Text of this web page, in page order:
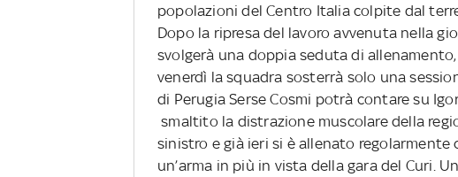
popolazioni del Centro Italia colpite dal
Dopo la ripresa del lavoro avvenuta nella
svolgerà una doppia seduta di
venerdì la squadra sosterrà solo una
di Perugia Serse Cosmi potrà contare su
smaltito la distrazione muscolare della
sinistro e già ieri si è allenato regolarmente
un’arma in più in vista della gara del Curi.